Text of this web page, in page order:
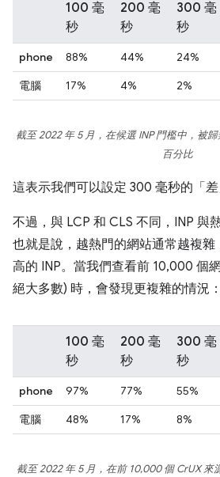
100 毫
秒
200 毫
秒
300 毫
秒
phone 88% 44% 24%
電腦
17% 4% 2%
截至 2022 年 5 月，在候選 INP 門檻中，被
百分比
這表示我們可以設定 300 毫秒的「差
不過，與 LCP 和 CLS 不同，INP 與
也就是說，越熱門的網站通常越複
高的 INP。當我們查看前 10,000 個
絕大多數) 時，會發現更複雜的情況：
100 毫
秒
200 毫
秒
300 毫
秒
phone 97% 77% 55%
電腦
48% 17% 8%
截至 2022 年 5 月，在前 10,000 個 CrUX 來